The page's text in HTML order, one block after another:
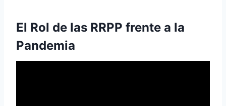
El Rol de las RRPP frente a la
Pandemia